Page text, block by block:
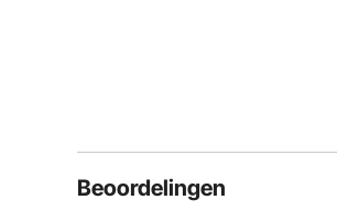
Beoordelingen